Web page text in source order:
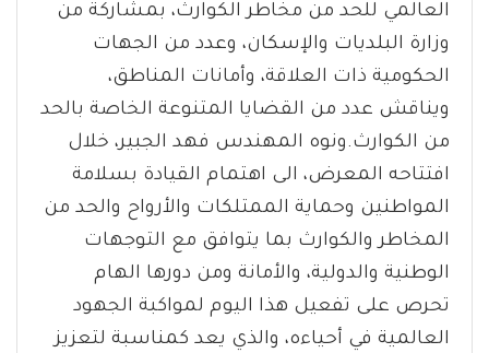
العالمي للحد من مخاطر الكوارث، بمشاركة من
وزارة البلديات والإسكان، وعدد من الجهات
الحكومية ذات العلاقة، وأمانات المناطق،
ويناقش عدد من القضايا المتنوعة الخاصة بالحد
من الكوارث.ونوه المهندس فهد الجبير، خلال
افتتاحه المعرض، الى اهتمام القيادة بسلامة
المواطنين وحماية الممتلكات والأرواح والحد من
المخاطر والكوارث بما يتوافق مع التوجهات
الوطنية والدولية، والأمانة ومن دورها الهام
تحرص على تفعيل هذا اليوم لمواكبة الجهود
العالمية في أحياءه، والذي يعد كمناسبة لتعزيز